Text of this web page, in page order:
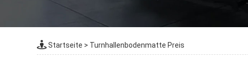
Startseite > Turnhallenbodenmatte Preis